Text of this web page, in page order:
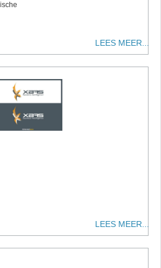
LEES MEER...
LEES MEER...